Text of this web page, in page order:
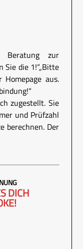
Beratung zur
Sie die 1!“„Bitte
aus.
zugestellt. Sie
und Prüfzahl
berechnen. Der
DICH